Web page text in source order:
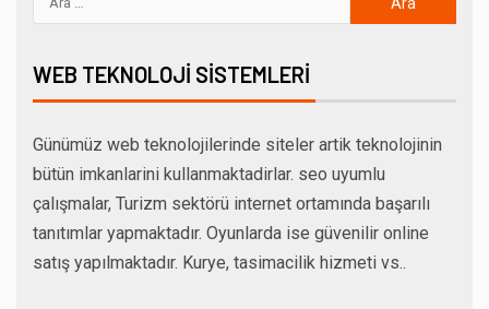
WEB TEKNOLOJI SISTEMLERI
Günümüz web teknolojilerinde siteler artik teknolojinin
bütün imkanlarini kullanmaktadirlar. seo uyumlu
çalışmalar, Turizm sektörü internet ortamında başarılı
tanıtımlar yapmaktadır. Oyunlarda ise güvenilir online
satış yapılmaktadır. Kurye, tasimacilik hizmeti vs..